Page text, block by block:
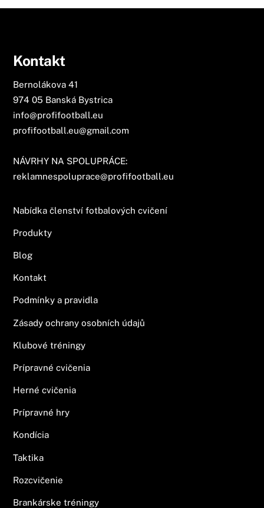
Kontakt
Bernolákova 41
974 05 Banská Bystrica
info@profifootball.eu
profifootball.eu@gmail.com
NÁVRHY NA SPOLUPRÁCE:
reklamnespoluprace@profifootball.eu
Nabídka členství fotbalových cvičení
Produkty
Blog
Kontakt
Podmínky a pravidla
Zásady ochrany osobních údajů
Klubové tréningy
Prípravné cvičenia
Herné cvičenia
Prípravné hry
Kondícia
Taktika
Rozcvičenie
Brankárske tréningy